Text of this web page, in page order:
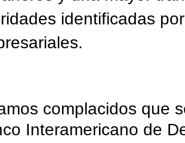
identificadas
complacidos que
Interamericano de